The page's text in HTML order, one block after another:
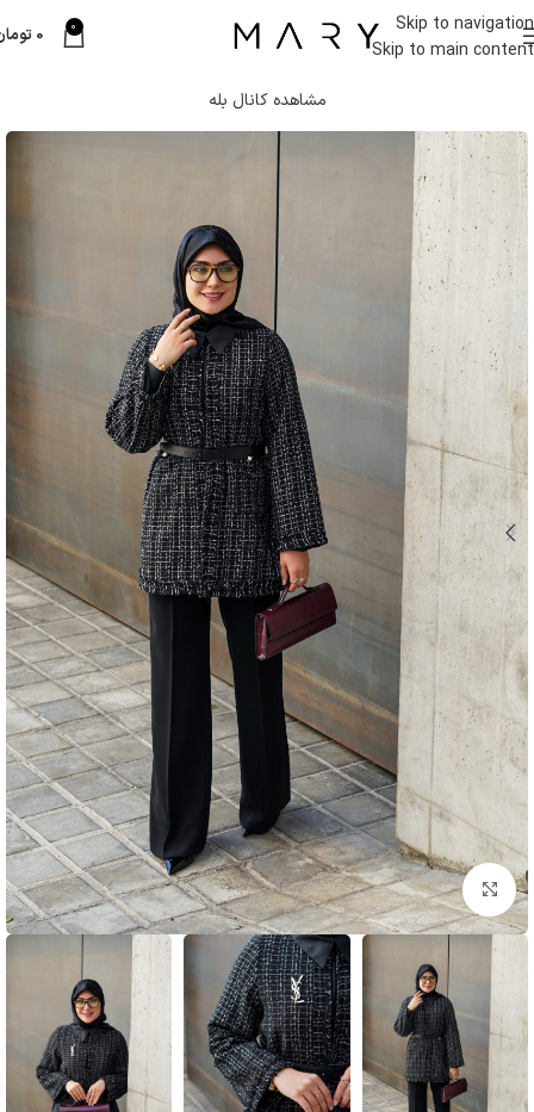
Skip to navigation
Skip to main content
0
0
مشاهده کانال بله
بزرگنمایی تصویر